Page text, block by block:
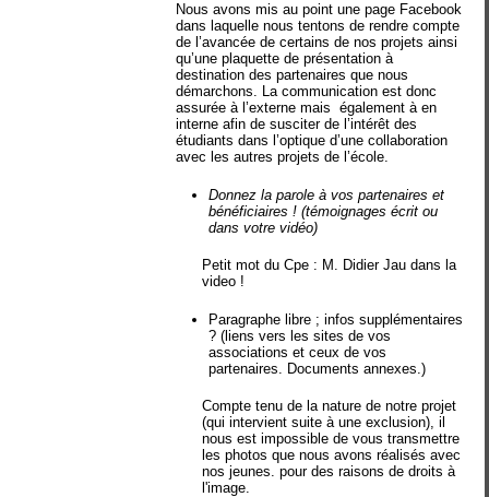
Nous avons mis au point une page Facebook
dans laquelle nous tentons de rendre compte
de l’avancée de certains de nos projets ainsi
qu’une plaquette de présentation à
destination des partenaires que nous
démarchons. La communication est donc
assurée à l’externe mais
également à en
interne afin de susciter de l’intérêt des
étudiants dans l’optique d’une collaboration
avec les autres projets de l’école.
Donnez la parole à vos partenaires et
bénéficiaires ! (témoignages écrit ou
dans votre vidéo)
Petit mot du Cpe : M. Didier Jau dans la
video !
Paragraphe libre ; infos supplémentaires
? (liens vers les sites de vos
associations et ceux de vos
partenaires. Documents annexes.)
Compte tenu de la nature de notre projet
(qui intervient suite à une exclusion), il
nous est impossible de vous transmettre
les photos que nous avons réalisés avec
nos jeunes. pour des raisons de droits à
l'image.